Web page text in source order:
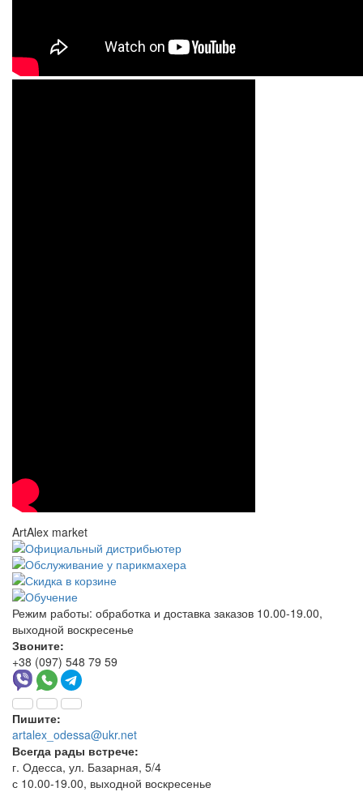
ArtAlex market
Режим работы: обработка и доставка заказов 10.00-19.00,
выходной воскресенье
Звоните:
+38 (097) 548 79 59
Пишите:
artalex_odessa@ukr.net
Всегда рады встрече:
г. Одесса, ул. Базарная, 5/4
с 10.00-19.00, выходной воскресенье